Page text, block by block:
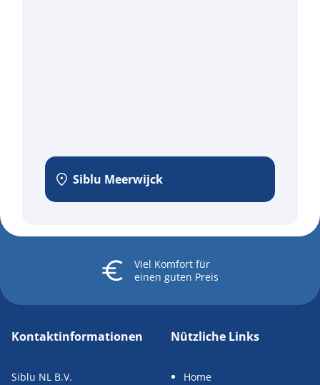
Siblu Meerwijck
Viel Komfortfür
einen guten Preis
Kontaktinformationen
Siblu NL B.V.
Nützliche Links
Home